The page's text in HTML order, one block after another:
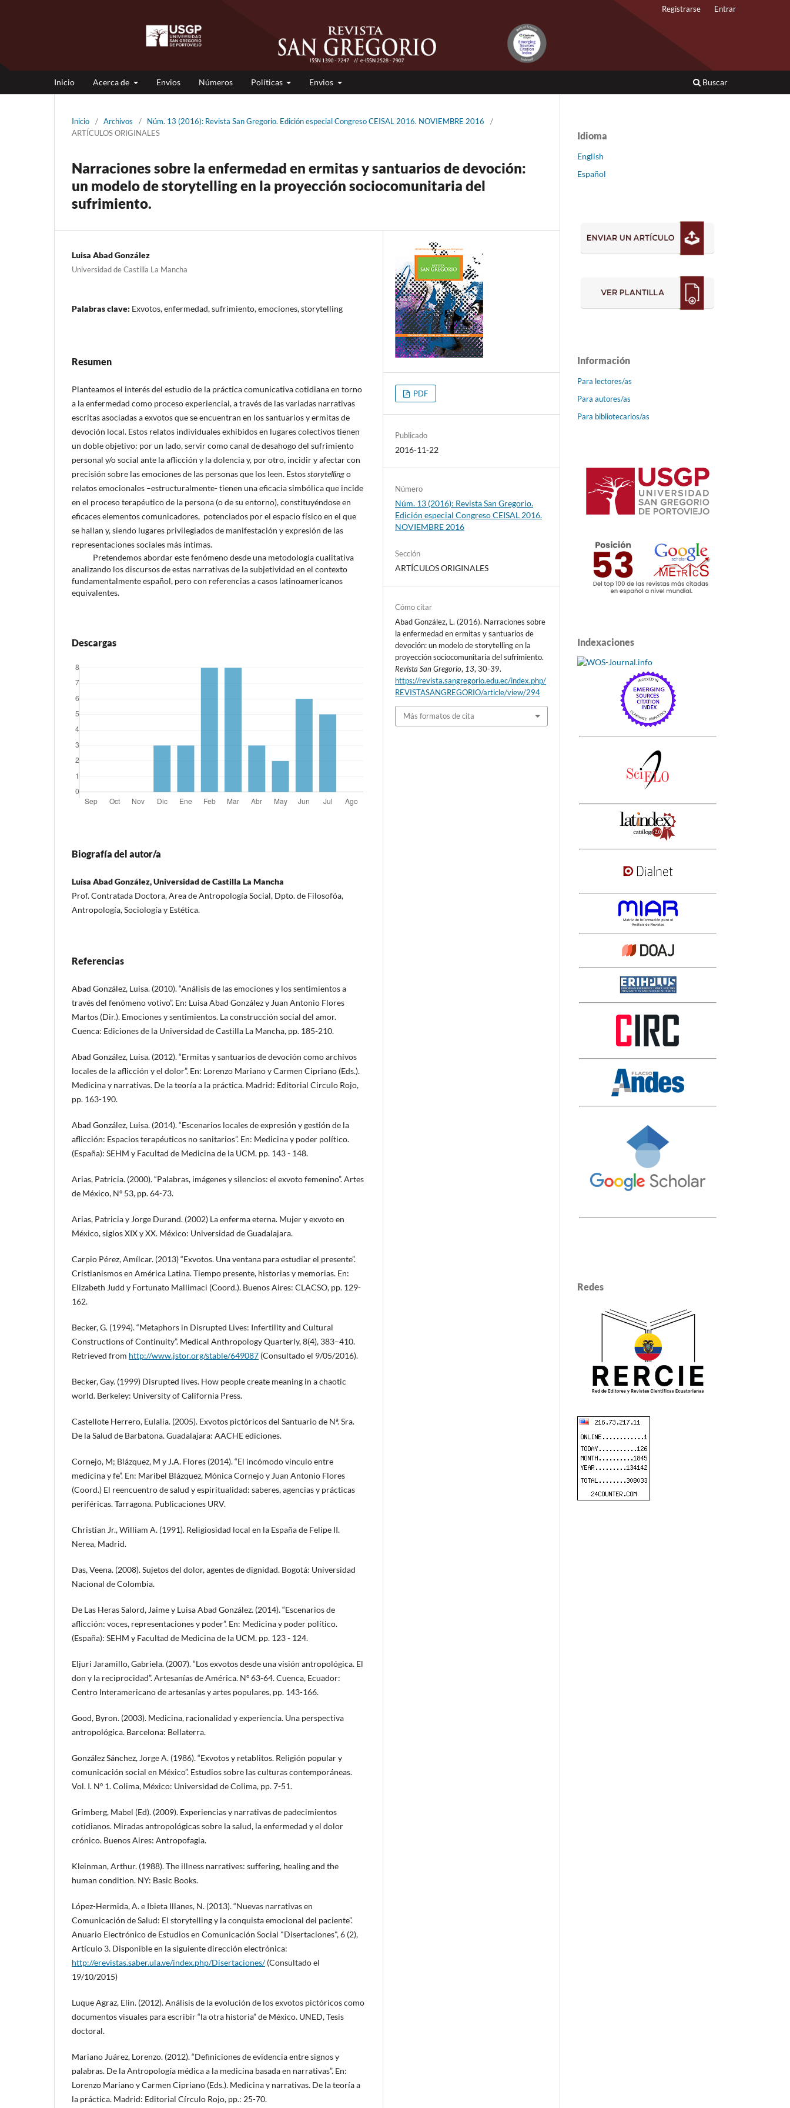
Inicio Acerca de Envios Números Políticas Envios Buscar
Registrarse Entrar
Inicio / Archivos / Núm. 13 (2016): Revista San Gregorio. Edición especial Congreso CEISAL 2016. NOVIEMBRE 2016
/
ARTÍCULOS ORIGINALES
Narraciones sobre la enfermedad en ermitas y santuarios de devoción:
un modelo de storytelling en la proyección sociocomunitaria del
sufrimiento.
Luisa Abad González
Universidad de Castilla La Mancha
Palabras clave: Exvotos, enfermedad, sufrimiento, emociones, storytelling
Resumen
Planteamos el interés del estudio de la práctica comunicativa cotidiana en torno
a la enfermedad como proceso experiencial, a través de las variadas narrativas
escritas asociadas a exvotos que se encuentran en los santuarios y ermitas de
devoción local. Estos relatos individuales exhibidos en lugares colectivos tienen
un doble objetivo: por un lado, servir como canal de desahogo del sufrimiento
personal y/o social ante la aflicción y la dolencia y, por otro, incidir y afectar con
precisión sobre las emociones de las personas que los leen. Estosstorytellingo
relatos emocionales –estructuralmente- tienen una eficacia simbólica que incide
en el proceso terapéutico de la persona (o de su entorno), constituyéndose en
eficaces elementos comunicadores, potenciados por el espacio físico en el que
se hallan y, siendo lugares privilegiados de manifestación y expresión de las
representaciones sociales más íntimas.
Pretendemos abordar este fenómeno desde una metodología cualitativa
analizando los discursos de estas narrativas de la subjetividad en el contexto
fundamentalmente español, pero con referencias a casos latinoamericanos
equivalentes.
Descargas
Biografía del autor/a
Luisa Abad González, Universidad de Castilla La Mancha
Prof. Contratada Doctora, Area de Antropología Social, Dpto. de Filosofóa,
Antropología, Sociología y Estética.
Referencias
Abad González, Luisa. (2010). “Análisis de las emociones y los sentimientos a
través del fenómeno votivo”. En: Luisa Abad González y Juan Antonio Flores
Martos (Dir.). Emociones y sentimientos. La construcción social del amor.
Cuenca: Ediciones de la Universidad de Castilla La Mancha, pp. 185-210.
Abad González, Luisa. (2012). “Ermitas y santuarios de devoción como archivos
locales de la aflicción y el dolor”. En: Lorenzo Mariano y Carmen Cipriano (Eds.).
Medicina y narrativas. De la teoría a la práctica. Madrid: Editorial Circulo Rojo,
pp. 163-190.
Abad González, Luisa. (2014). “Escenarios locales de expresión y gestión de la
aflicción: Espacios terapéuticos no sanitarios”. En: Medicina y poder político.
(España): SEHM y Facultad de Medicina de la UCM. pp. 143 - 148.
Arias, Patricia. (2000). “Palabras, imágenes y silencios: el exvoto femenino”. Artes
de México, Nº 53, pp. 64-73.
Arias, Patricia y Jorge Durand. (2002) La enferma eterna. Mujer y exvoto en
México, siglos XIX y XX. México: Universidad de Guadalajara.
Carpio Pérez, Amílcar. (2013) “Exvotos. Una ventana para estudiar el presente”.
Cristianismos en América Latina. Tiempo presente, historias y memorias. En:
Elizabeth Judd y Fortunato Mallimaci (Coord.). Buenos Aires: CLACSO, pp. 129-
162.
Becker, G. (1994). “Metaphors in Disrupted Lives: Infertility and Cultural
Constructions of Continuity”. Medical Anthropology Quarterly, 8(4), 383–410.
Retrieved from http://www.jstor.org/stable/649087 (Consultado el 9/05/2016).
Becker, Gay. (1999) Disrupted lives. How people create meaning in a chaotic
world. Berkeley: University of California Press.
Castellote Herrero, Eulalia. (2005). Exvotos pictóricos del Santuario de Nª. Sra.
De la Salud de Barbatona. Guadalajara: AACHE ediciones.
Cornejo, M; Blázquez, M y J.A. Flores (2014). “El incómodo vinculo entre
medicina y fe”. En: Maribel Blázquez, Mónica Cornejo y Juan Antonio Flores
(Coord.) El reencuentro de salud y espiritualidad: saberes, agencias y prácticas
periféricas. Tarragona. Publicaciones URV.
Christian Jr., William A. (1991). Religiosidad local en la España de Felipe II.
Nerea, Madrid.
Das, Veena. (2008). Sujetos del dolor, agentes de dignidad. Bogotá: Universidad
Nacional de Colombia.
De Las Heras Salord, Jaime y Luisa Abad González. (2014). “Escenarios de
aflicción: voces, representaciones y poder”. En: Medicina y poder político.
(España): SEHM y Facultad de Medicina de la UCM. pp. 123 - 124.
Eljuri Jaramillo, Gabriela. (2007). “Los exvotos desde una visión antropológica. El
don y la reciprocidad”. Artesanías de América. Nº 63-64. Cuenca, Ecuador:
Centro Interamericano de artesanías y artes populares, pp. 143-166.
Good, Byron. (2003). Medicina, racionalidad y experiencia. Una perspectiva
antropológica. Barcelona: Bellaterra.
González Sánchez, Jorge A. (1986). “Exvotos y retablitos. Religión popular y
comunicación social en México”. Estudios sobre las culturas contemporáneas.
Vol. I. Nº 1. Colima, México: Universidad de Colima, pp. 7-51.
Grimberg, Mabel (Ed). (2009). Experiencias y narrativas de padecimientos
cotidianos. Miradas antropológicas sobre la salud, la enfermedad y el dolor
crónico. Buenos Aires: Antropofagia.
Kleinman, Arthur. (1988). The illness narratives: suffering, healing and the
human condition. NY: Basic Books.
López-Hermida, A. e Ibieta Illanes, N. (2013). “Nuevas narrativas en
Comunicación de Salud: El storytelling y la conquista emocional del paciente”.
Anuario Electrónico de Estudios en Comunicación Social "Disertaciones", 6 (2),
Artículo 3. Disponible en la siguiente dirección electrónica:
http://erevistas.saber.ula.ve/index.php/Disertaciones/(Consultado el
19/10/2015)
Luque Agraz, Elin. (2012). Análisis de la evolución de los exvotos pictóricos como
documentos visuales para escribir “la otra historia” de México. UNED, Tesis
doctoral.
Mariano Juárez, Lorenzo. (2012). “Definiciones de evidencia entre signos y
palabras. De la Antropología médica a la medicina basada en narrativas”. En:
Lorenzo Mariano y Carmen Cipriano (Eds.). Medicina y narrativas. De la teoría a
la práctica. Madrid: Editorial Círculo Rojo, pp.: 25-70.
PDF
Publicado
2016-11-22
Número
Núm. 13 (2016): Revista San Gregorio.
Edición especial Congreso CEISAL 2016.
NOVIEMBRE 2016
Sección
ARTÍCULOS ORIGINALES
Cómo citar
Abad González, L. (2016). Narraciones sobre
la enfermedad en ermitas y santuarios de
devoción: un modelo de storytelling en la
proyección sociocomunitaria del sufrimiento.
Revista San Gregorio, 13, 30-39.
https://revista.sangregorio.edu.ec/index.php/
REVISTASANGREGORIO/article/view/294
Más formatos de cita
Idioma
English
Español
Información
Para lectores/as
Para autores/as
Para bibliotecarios/as
Indexaciones
Redes